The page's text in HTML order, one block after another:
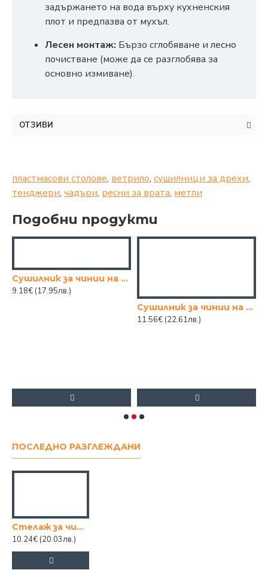
задържането на вода върху кухненския
плот и предпазва от мухъл.
Лесен монтаж: Бързо сглобяване и лесно
почистване (може да се разглобява за
основно измиване).
ОТЗИВИ
пластмасови столове, ветрило, сушилници за дрехи,
тенджери, чадъри, ресни за врата, метли
Подобни продукти
Сушилник за чинии на 2 нива -БЯЛ
9.18€ (17.95лв.)
Сушилник за чинии на 3 нива никел с пластмасови страници - Оранжев
11.56€ (22.61лв.)
ПОСЛЕДНО РАЗГЛЕЖДАНИ
Стелаж за чинии на 2 етажа СМАРТ
10.24€ (20.03лв.)